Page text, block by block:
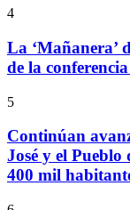
4
La ‘Mañanera’
de la
5
Continúan
José y el
400 mil